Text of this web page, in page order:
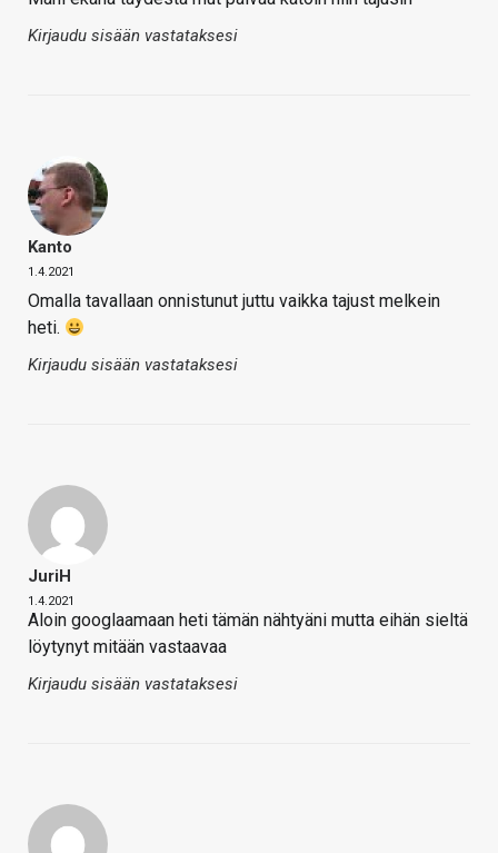
Kirjaudu sisään vastataksesi
Kanto
1.4.2021
Omalla tavallaan onnistunut juttu vaikka tajust melkein
heti.
Kirjaudu sisään vastataksesi
JuriH
1.4.2021
Aloin googlaamaan heti tämän nähtyäni mutta eihän sieltä
löytynyt mitään vastaavaa
Kirjaudu sisään vastataksesi